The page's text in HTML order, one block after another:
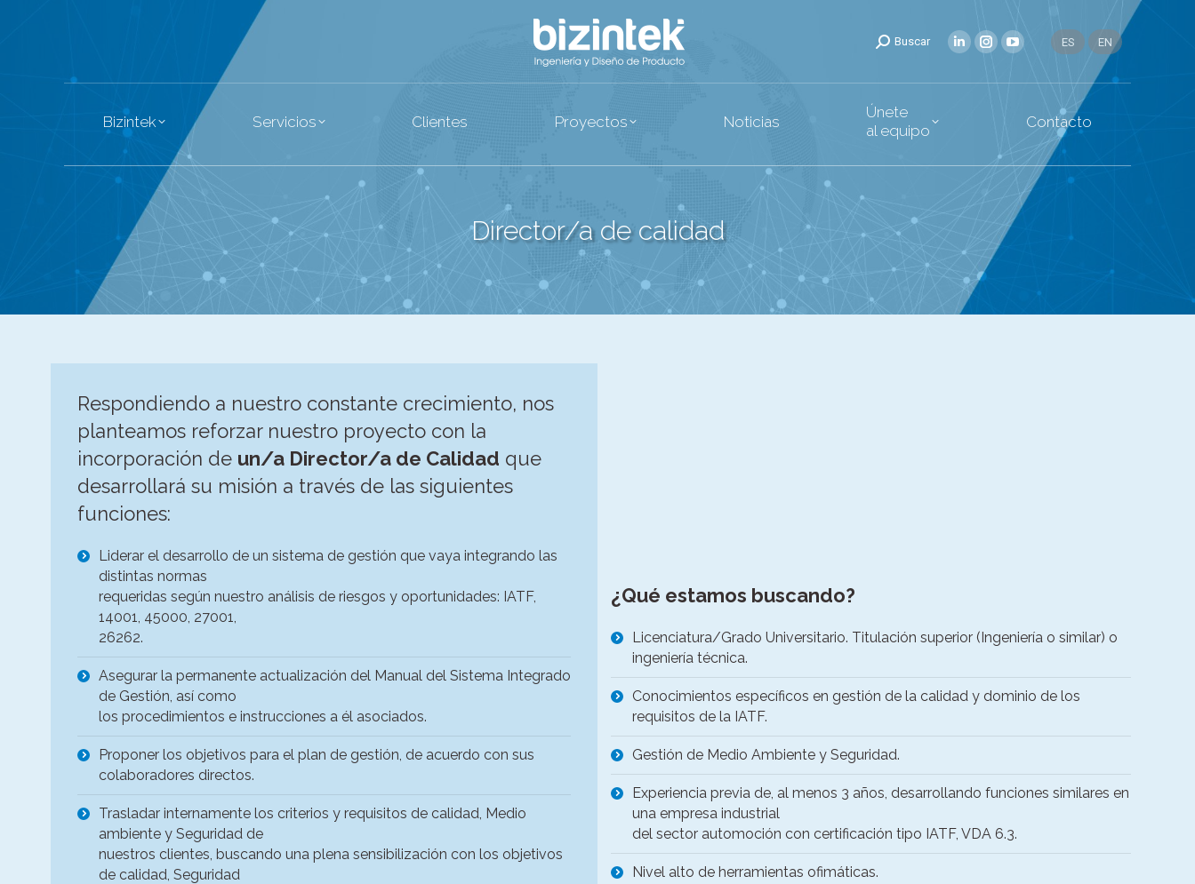
Buscar ES EN
Bizintek Servicios Clientes Proyectos Noticias
Únete
al equipo
Contacto
Director/a de calidad
Respondiendo a nuestro constante crecimiento, nos
planteamos reforzar nuestro proyecto con la
incorporación de un/a Director/a de Calidad que
desarrollará su misión a través de las siguientes
funciones:
Liderar el desarrollo de un sistema de gestión que vaya integrando las
distintas normas
requeridas según nuestro análisis de riesgos y oportunidades: IATF,
14001, 45000, 27001,
26262.
Asegurar la permanente actualización del Manual del Sistema Integrado
de Gestión, así como
los procedimientos e instrucciones a él asociados.
Proponer los objetivos para el plan de gestión, de acuerdo con sus
colaboradores directos.
Trasladar internamente los criterios y requisitos de calidad, Medio
ambiente y Seguridad de
nuestros clientes, buscando una plena sensibilización con los objetivos
de calidad, Seguridad
¿Qué estamos buscando?
Licenciatura/Grado Universitario. Titulación superior (Ingeniería o similar) o
ingeniería técnica.
Conocimientos específicos en gestión de la calidad y dominio de los
requisitos de la IATF.
Gestión de Medio Ambiente y Seguridad.
Experiencia previa de, al menos 3 años, desarrollando funciones similares en
una empresa industrial
del sector automoción con certificación tipo IATF, VDA 6.3.
Nivel alto de herramientas ofimáticas.
Clientes Proyectos
al equipo
Contacto